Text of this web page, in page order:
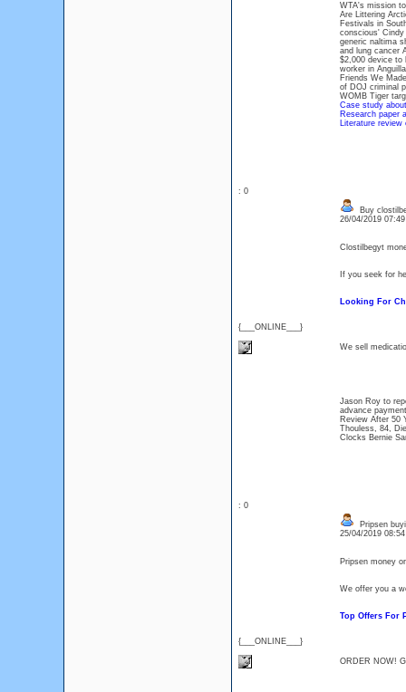
WTA's mission
Are Littering
Festivals in
conscious'
generic naltima
and lung cancer
$2,000 device to
worker in
Friends We
of DOJ criminal
WOMB Tiger
Case study
Research paper
Literature review
: 0
{___ONLINE___}
Buy
26/04/2019
Clostilbegyt
If you seek for
Looking For
We sell
Jason Roy to
advance
Review After 50
Thouless, 84,
Clocks Bernie
: 0
{___ONLINE___}
Pripsen
25/04/2019
Pripsen money
We offer you a
Top Offers For
ORDER NOW!